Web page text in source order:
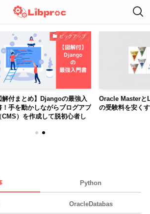
ピックアップ
解付まとめ】Djangoの最強入
！手を動かしながらブログアプ
CMS）を作成して脱初心者し
Oracle Masterと
の受験料を安く
Python
OracleDatabas